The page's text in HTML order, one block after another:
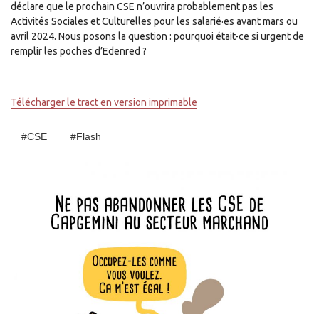
déclare que le prochain CSE n’ouvrira probablement pas les
Activités Sociales et Culturelles pour les salarié·es avant mars ou
avril 2024. Nous posons la question : pourquoi était-ce si urgent de
remplir les poches d’Edenred ?
Télécharger le tract en version imprimable
#CSE #Flash